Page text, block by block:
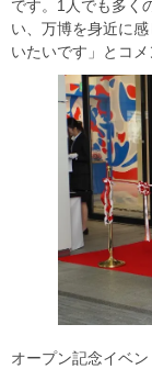
です。1人でも多く
い、万博を身近に
いたいです」とコメ
オープン記念イベ